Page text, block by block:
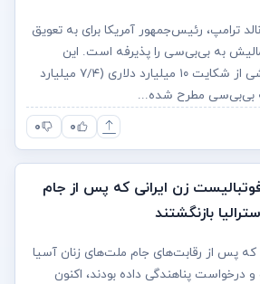
ترامپ، رئیس‌جمهور آمریکا برای به تعویق
به بی‌بی‌سی را پذیرفه است. این
درخواست به عنوان بخشی از شکایت ۱۰ میلیارد دلاری (۷/۴ میلیارد
بی‌بی‌سی مطرح شده...
۰ ۰
زن ایرانی که پس از جام
بازنگشتند
که پس از رقابت‌های جام ملت‌های زنان آسیا
و درخواست پناهندگی داده بودند، اکنون